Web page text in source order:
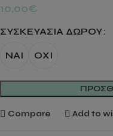
10,00€
ΣΥΣΚΕΥΑΣΊΑ ΔΏΡΟΥ
ΝΑΙ ΟΧΙ
Compare Add to